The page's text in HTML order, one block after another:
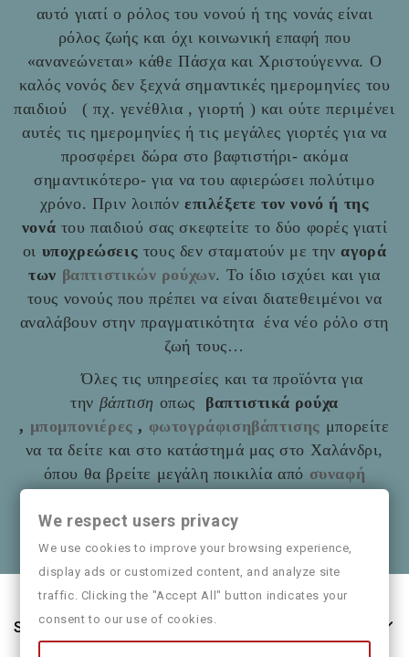
αυτό γιατί ο ρόλος του νονού ή της νονάς είναι
ρόλος ζωής και όχι κοινωνική επαφή που
«ανανεώνεται» κάθε Πάσχα και Χριστούγεννα. Ο
καλός νονός δεν ξεχνά σημαντικές ημερομηνίες του
παιδιού ( πχ. γενέθλια , γιορτή ) και ούτε περιμένει
αυτές τις ημερομηνίες ή τις μεγάλες γιορτές για να
προσφέρει δώρα στο βαφτιστήρι- ακόμα
σημαντικότερο- για να του αφιερώσει πολύτιμο
χρόνο. Πριν λοιπόν επιλέξετε τον νονό ή της
νονά του παιδιού σας σκεφτείτε το δύο φορές γιατί
οι υποχρεώσεις τους δεν σταματούν με τηναγορά
των βαπτιστικών ρούχων. Το ίδιο ισχύει και για
τους νονούς που πρέπει να είναι διατεθειμένοι να
αναλάβουν στην πραγματικότητα ένα νέο ρόλο στη
ζωή τους…
Όλες τις υπηρεσίες και τα προϊόντα για
την βάπτιση οπως
βαπτιστικά ρούχα
, μπομπονιέρες , φωτογράφισηβάπτισης μπορείτε
να τα δείτε και στο κατάστημά μας στο Χαλάνδρι,
όπου θα βρείτε μεγάλη ποικιλία από συναφή
Θα χαρούμε να τα πούμε και από κοντά
Store Information
We respect users privacy
We use cookies to improve your browsing experience,
display ads or customized content, and analyze site
traffic. Clicking the "Accept All" button indicates your
consent to our use of cookies.